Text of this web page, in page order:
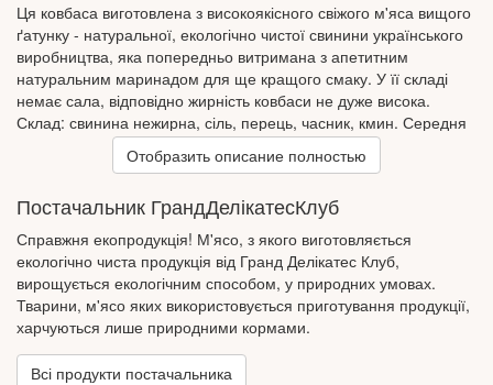
Ця ковбаса виготовлена ​​з високоякісного свіжого м'яса вищого
ґатунку - натуральної, екологічно чистої свинини українського
виробництва, яка попередньо витримана з апетитним
натуральним маринадом для ще кращого смаку. У її складі
немає сала, відповідно жирність ковбаси не дуже висока.
Склад: свинина нежирна, сіль, перець, часник, кмин. Середня
вага одиниці – 350-400 гр.Отобразить описание полностью
Постачальник ГрандДелікатесКлуб
Справжня екопродукція! М'ясо, з якого виготовляється
екологічно чиста продукція від Гранд Делікатес Клуб,
вирощується екологічним способом, у природних умовах.
Тварини, м'ясо яких використовується приготування продукції,
харчуються лише природними кормами.
Всі продукти постачальника